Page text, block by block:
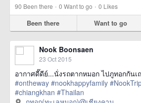
90 Been there · 0 Want to go · 0 Likes
Been there Want to go
Nook Boonsaen
23 Oct 2015
อากาศดี๊ดีย์...นั่งรถตากหมอก ไปภูทอกกันเ
#ontheway #nookhappyfamily
#chiangkhan #Thailan